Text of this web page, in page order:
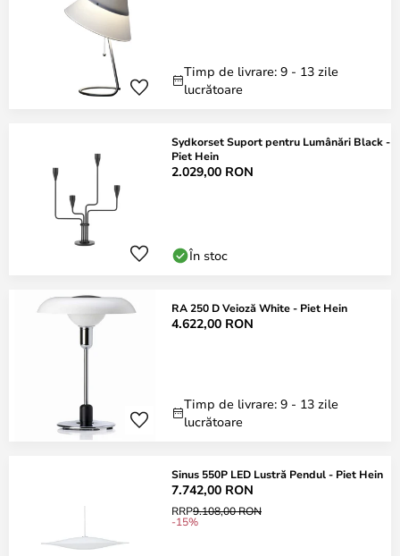
Timp de livrare: 9 - 13 zile
lucrătoare
Sydkorset Suport pentru Lumânări Black -
Piet Hein
2.029,00 RON
În stoc
RA 250 D Veioză White - Piet Hein
4.622,00 RON
Timp de livrare: 9 - 13 zile
lucrătoare
Sinus 550P LED Lustră Pendul - Piet Hein
7.742,00 RON
RRP9.108,00 RON
-15%